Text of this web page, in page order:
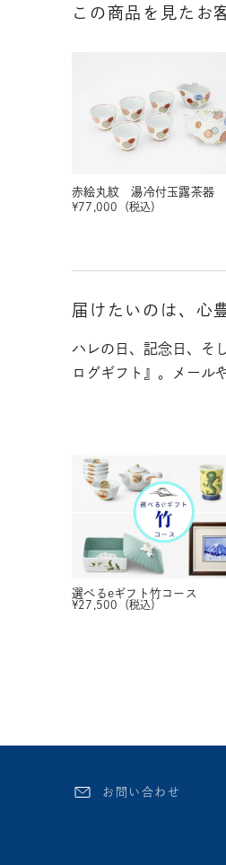
この商品を見たお
赤絵丸紋 湯冷付玉露茶器
¥77,000 （税込）
届けたいのは、心
ハレの日、記念日、そ
ログギフト』。メール
選べるeギフト 竹コース
¥27,500 （税込）
お問い合わせ